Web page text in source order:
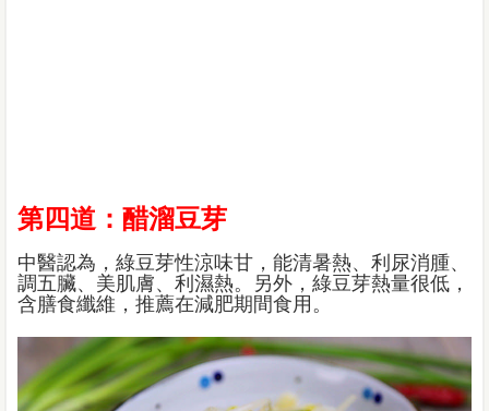
第四道：醋溜豆芽
中醫認為，綠豆芽性涼味甘，能清暑熱、利尿消腫、
調五臟、美肌膚、利濕熱。另外，綠豆芽熱量很低，
含膳食纖維，推薦在減肥期間食用。